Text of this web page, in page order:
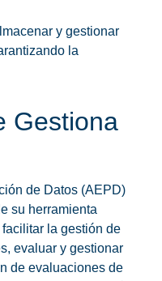
y gestionar
la
Gestiona
de Datos (AEPD)
su herramienta
la gestión de
evaluar y gestionar
de evaluaciones de